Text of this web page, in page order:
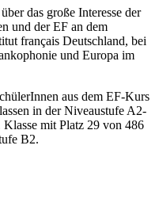
das große Interesse der
und der EF an dem
français Deutschland, bei
und Europa im
aus dem EF-Kurs
in der Niveaustufe A2-
mit Platz 29 von 486
B2.